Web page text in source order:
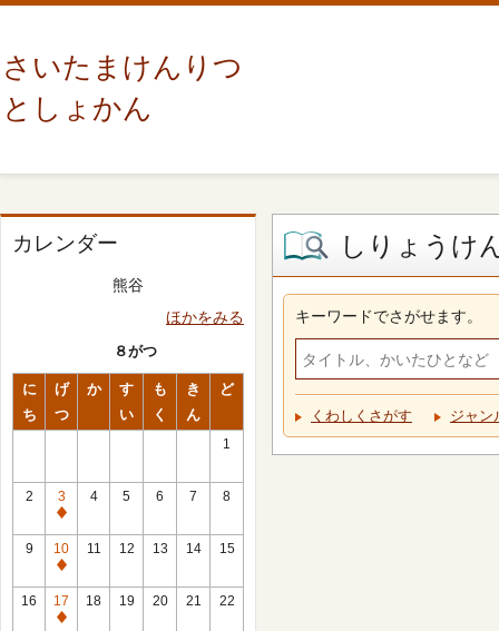
さいたまけんりつ
としょかん
カレンダー
熊谷
ほかをみる
８がつ
に
ち
げ
つ
か
す
い
も
く
き
ん
ど
1
2
3
休
館
日
4 5 6 7 8
9
10
休
館
日
11 12 13 14 15
16
17
休
18 19 20 21 22
しりょうけ
キーワードでさがせます。
くわしくさがす ジャン